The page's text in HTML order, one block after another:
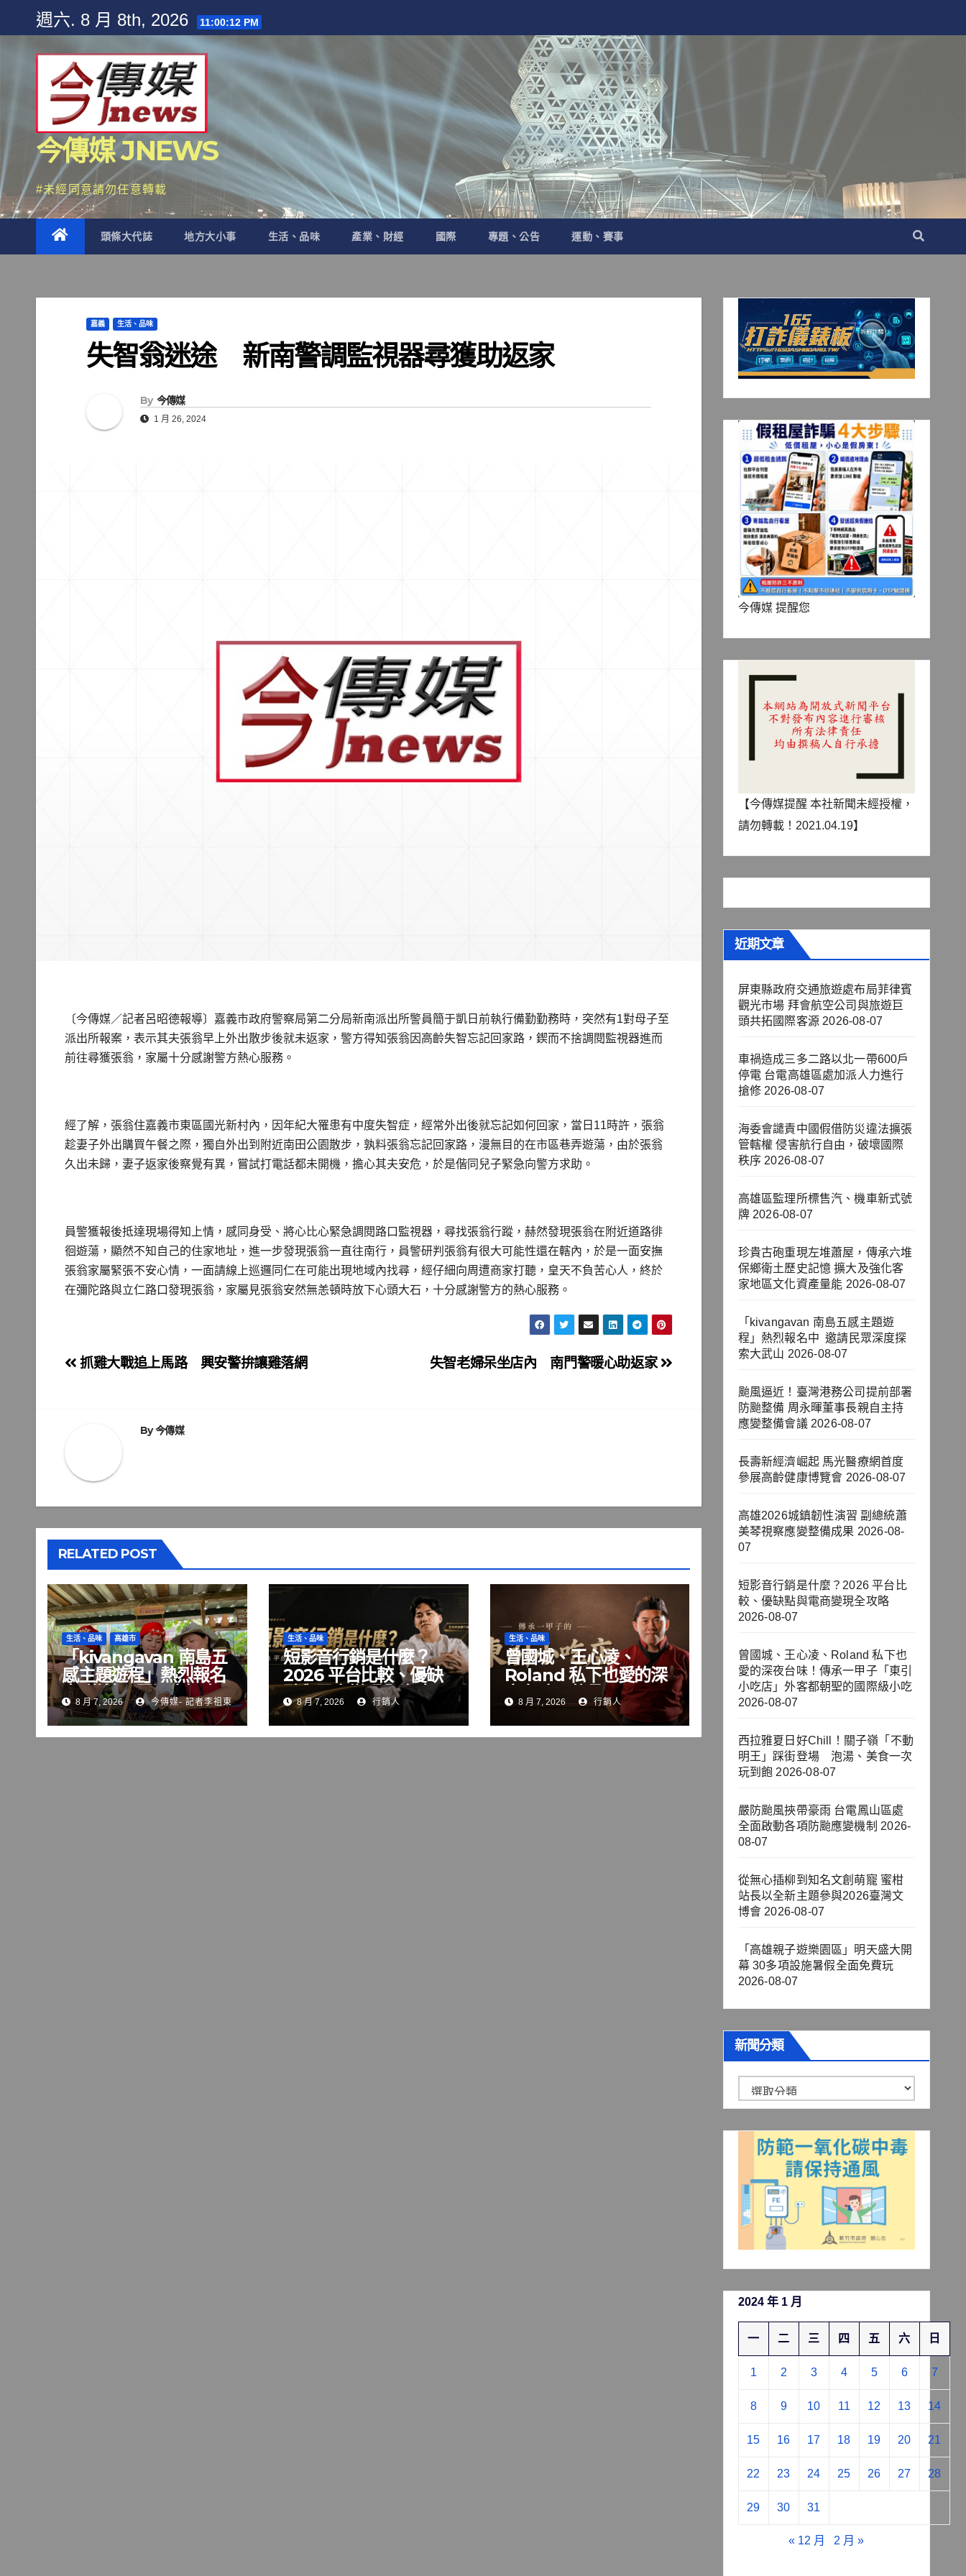
content
週六. 8 月 8th, 2026 11:00:13 PM
今傳媒 JNEWS
#未經同意請勿任意轉載
頭條大代誌 地方大小事 生活、品味 產業、財經 國際 專題、公告 運動、賽事
嘉義 生活、品味
失智翁迷途 新南警調監視器尋獲助返家
By 今傳媒
1 月 26, 2024
〔今傳媒／記者呂昭德報導〕嘉義市政府警察局第二分局新南派出所警員簡于凱日前執行備勤勤務時，突然有1對母子至
派出所報案，表示其夫張翁早上外出散步後就未返家，警方得知張翁因高齡失智忘記回家路，鍥而不捨調閱監視器進而
前往尋獲張翁，家屬十分感謝警方熱心服務。
經了解，張翁住嘉義市東區國光新村內，因年紀大罹患有中度失智症，經常外出後就忘記如何回家，當日11時許，張翁
趁妻子外出購買午餐之際，獨自外出到附近南田公園散步，孰料張翁忘記回家路，漫無目的在市區巷弄遊蕩，由於張翁
久出未歸，妻子返家後察覺有異，嘗試打電話都未開機，擔心其夫安危，於是偕同兒子緊急向警方求助。
員警獲報後抵達現場得知上情，感同身受、將心比心緊急調閱路口監視器，尋找張翁行蹤，赫然發現張翁在附近道路徘
徊遊蕩，顯然不知自己的住家地址，進一步發現張翁一直往南行，員警研判張翁有很大可能性還在轄內，於是一面安撫
張翁家屬緊張不安心情，一面請線上巡邏同仁在可能出現地域內找尋，經仔細向周遭商家打聽，皇天不負苦心人，終於
在彌陀路與立仁路口發現張翁，家屬見張翁安然無恙頓時放下心頭大石，十分感謝警方的熱心服務。
文
覽
失智老婦呆坐店內 南門警暖心助返家
抓雞大戰追上馬路 興安警拚讓雞落網
By今傳媒
RELATED POST
生活、品味 高雄市
「kivangavan 南島五
感主題遊程」熱烈報名
中 邀請民眾深度探索
大武山
8 月 7, 2026 今傳媒- 記者李祖東
生活、品味
短影音行銷是什麼？
2026 平台比較、優缺
點與電商變現全攻略
8 月 7, 2026 行銷人
生活、品味
曾國城、王心凌、
Roland 私下也愛的深
夜台味！傳承一甲子
「東引小吃店」外客都
朝聖的國際級小吃
8 月 7, 2026 行銷人
今傳媒 提醒您
【今傳媒提醒 本社新聞未經授權，
請勿轉載！2021.04.19】
近期文章
屏東縣政府交通旅遊處布局菲律賓
觀光市場 拜會航空公司與旅遊巨
頭共拓國際客源 2026-08-07
車禍造成三多二路以北一帶600戶
停電 台電高雄區處加派人力進行
搶修 2026-08-07
海委會譴責中國假借防災違法擴張
管轄權 侵害航行自由，破壞國際
秩序 2026-08-07
高雄區監理所標售汽、機車新式號
牌 2026-08-07
珍貴古砲重現左堆蕭屋，傳承六堆
保鄉衛土歷史記憶 擴大及強化客
家地區文化資產量能 2026-08-07
「kivangavan 南島五感主題遊
程」熱烈報名中 邀請民眾深度探
索大武山 2026-08-07
颱風逼近！臺灣港務公司提前部署
防颱整備 周永暉董事長親自主持
應變整備會議 2026-08-07
長壽新經濟崛起 馬光醫療網首度
參展高齡健康博覽會 2026-08-07
高雄2026城鎮韌性演習 副總統蕭
美琴視察應變整備成果 2026-08-
07
短影音行銷是什麼？2026 平台比
較、優缺點與電商變現全攻略
2026-08-07
曾國城、王心凌、Roland 私下也
愛的深夜台味！傳承一甲子「東引
小吃店」外客都朝聖的國際級小吃
2026-08-07
西拉雅夏日好Chill！關子嶺「不動
明王」踩街登場 泡湯、美食一次
玩到飽 2026-08-07
嚴防颱風挾帶豪雨 台電鳳山區處
全面啟動各項防颱應變機制 2026-
08-07
從無心插柳到知名文創萌寵 蜜柑
站長以全新主題參與2026臺灣文
博會 2026-08-07
「高雄親子遊樂園區」明天盛大開
幕 30多項設施暑假全面免費玩
2026-08-07
新聞分類
聞
分
2024 年 1 月
一 二 三 四 五 六 日
1 2 3 4 5 6 7
8 9 10 11 12 13 14
15 16 17 18 19 20 21
22 23 24 25 26 27 28
29 30 31
« 12 月 2 月 »